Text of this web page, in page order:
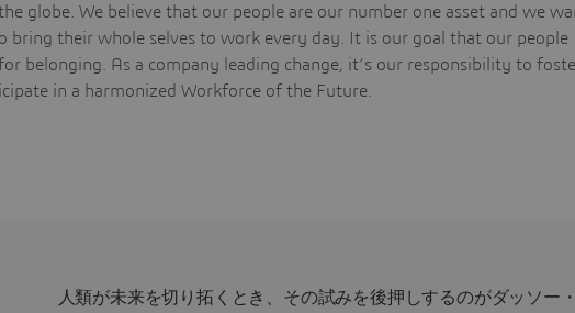
globe. We believe that our people are our number one asset and we
bring their whole selves to work every day. It is our goal that our people
belonging. As a company leading change, it’s our responsibility to
in a harmonized Workforce of the Future.
人類が未来を切り拓くとき、その試みを後押しするのがダッソー